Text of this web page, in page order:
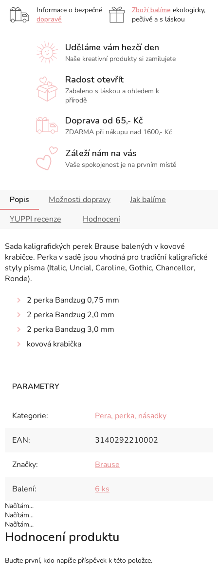
Informace o bezpečné
dopravě
Zboží balíme ekologicky,
pečlivě a s láskou
Uděláme vám hezčí den
Naše kreativní produkty si zamilujete
Radost otevřít
Zabaleno s láskou a ohledem k
přírodě
Doprava od 65,- Kč
ZDARMA při nákupu nad 1600,- Kč
Záleží nám na vás
Vaše spokojenost je na prvním místě
Popis Možnosti dopravy
Jak balíme
YUPPI recenze
Hodnocení
Sada kaligrafických perek Brause balených v kovové
krabičce. Perka v sadě jsou vhodná pro tradiční kaligrafické
styly písma (Italic, Uncial, Caroline, Gothic, Chancellor,
Ronde).
2 perka Bandzug 0,75 mm
2 perka Bandzug 2,0 mm
2 perka Bandzug 3,0 mm
kovová krabička
Kategorie: Pera, perka, násadky
EAN: 3140292210002
Značky: Brause
Balení: 6 ks
Načítám...
Načítám...
Načítám...
Hodnocení produktu
Buďte první, kdo napíše příspěvek k této položce.